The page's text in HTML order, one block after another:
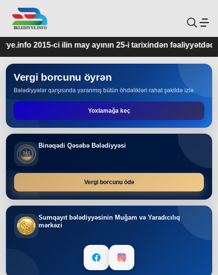
ayının 25-i tarixindən fəaliyyətdədir.
Vergi borcunu öyrən
Bələdiyyələr qarşısında yaranmış bütün öhdəlikləri rahat şəkildə izlə
Yoxlamağa keç
Binəqədi Qəsəbə Bələdiyyəsi
Vergi borcunu ödə
Sumqayıt bələdiyyəsinin Muğam və Yaradıcılıq
mərkəzi